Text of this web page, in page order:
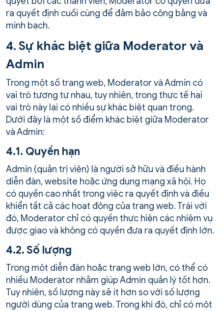
ra quyết định cuối cùng để đảm bảo công bằng và
minh bạch.
4. Sự khác biệt giữa Moderator và
Admin
Trong một số trang web, Moderator và Admin có
vai trò tương tự nhau, tuy nhiên, trong thực tế hai
vai trò này lại có nhiều sự khác biệt quan trọng.
Dưới đây là một số điểm khác biệt giữa Moderator
và Admin:
4.1. Quyền hạn
Admin (quản trị viên) là người sở hữu và điều hành
diễn đàn, website hoặc ứng dụng mạng xã hội. Họ
có quyền cao nhất trong việc ra quyết định và điều
khiển tất cả các hoạt động của trang web. Trái với
đó, Moderator chỉ có quyền thực hiện các nhiệm vụ
được giao và không có quyền đưa ra quyết định lớn.
4.2. Số lượng
Trong một diễn đàn hoặc trang web lớn, có thể có
nhiều Moderator nhằm giúp Admin quản lý tốt hơn.
Tuy nhiên, số lượng này sẽ ít hơn so với số lượng
người dùng của trang web. Trong khi đó, chỉ có một